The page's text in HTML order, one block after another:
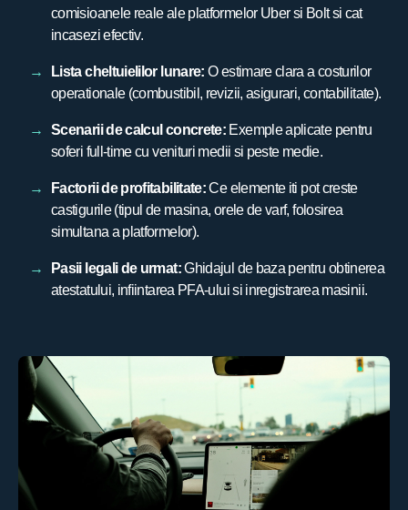
comisioanele reale ale platformelor Uber si Bolt si cat
incasezi efectiv.
Lista cheltuielilor lunare: O estimare clara a costurilor
operationale (combustibil, revizii, asigurari, contabilitate).
Scenarii de calcul concrete: Exemple aplicate pentru
soferi full-time cu venituri medii si peste medie.
Factorii de profitabilitate:Ce elemente iti pot creste
castigurile (tipul de masina, orele de varf, folosirea
simultana a platformelor).
Pasii legali de urmat:Ghidajul de baza pentru obtinerea
atestatului, infiintarea PFA-ului si inregistrarea masinii.